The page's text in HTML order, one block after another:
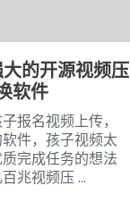
的开源视频压
软件
报名视频上传，
件，孩子视频太
完成任务的想法
兆视频压...